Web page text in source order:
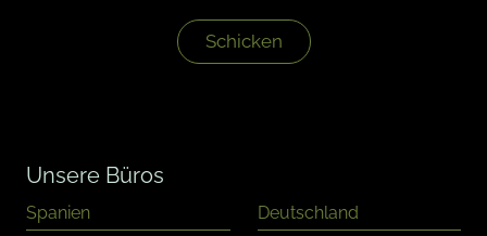
s
t
c
h
Schicken
Unsere Büros
Spanien Deutschland